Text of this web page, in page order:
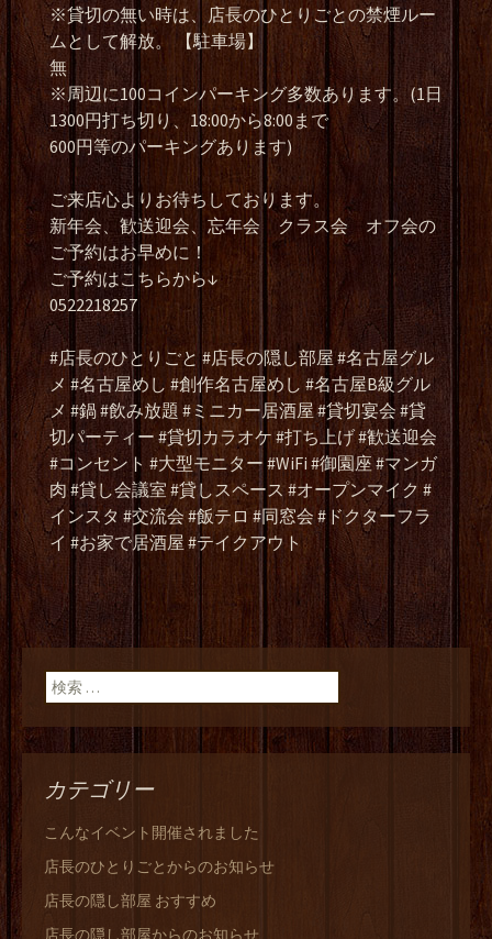
※貸切の無い時は、店長のひとりごとの禁煙ルー
ムとして解放。 【駐車場】
無
※周辺に100コインパーキング多数あります。(1日
1300円打ち切り、18:00から8:00まで
600円等のパーキングあります)
ご来店心よりお待ちしております。
新年会、歓送迎会、忘年会 クラス会 オフ会の
ご予約はお早めに！
ご予約はこちらから↓
0522218257
#店長のひとりごと #店長の隠し部屋 #名古屋グル
メ #名古屋めし #創作名古屋めし #名古屋B級グル
メ #鍋 #飲み放題 #ミニカー居酒屋 #貸切宴会 #貸
切パーティー #貸切カラオケ #打ち上げ #歓送迎会
#コンセント #大型モニター #WiFi #御園座 #マンガ
肉 #貸し会議室 #貸しスペース #オープンマイク #
インスタ #交流会 #飯テロ #同窓会 #ドクターフラ
イ #お家で居酒屋 #テイクアウト
検索:
カテゴリー
こんなイベント開催されました
店長のひとりごとからのお知らせ
店長の隠し部屋 おすすめ
店長の隠し部屋からのお知らせ